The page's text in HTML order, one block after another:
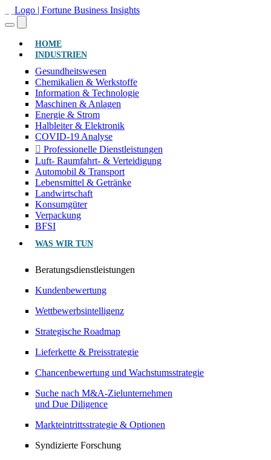
HOME(AKTUELL)
INDUSTRIEN
Gesundheitswesen
Chemikalien & Werkstoffe
Information & Technologie
Maschinen & Anlagen
Energie & Strom
Halbleiter & Elektronik
COVID-19 Analyse
Professionelle Dienstleistungen
Luft- Raumfahrt- & Verteidigung
Automobil & Transport
Lebensmittel & Getränke
Landwirtschaft
Konsumgüter
Verpackung
BFSI
WAS WIR TUN
Beratungsdienstleistungen
Kundenbewertung
Wettbewerbsintelligenz
Strategische Roadmap
Lieferkette & Preisstrategie
Chancenbewertung und Wachstumsstrategie
Suche nach M&A-Zielunternehmen
und Due Diligence
Markteintrittsstrategie & Optionen
Syndizierte Forschung